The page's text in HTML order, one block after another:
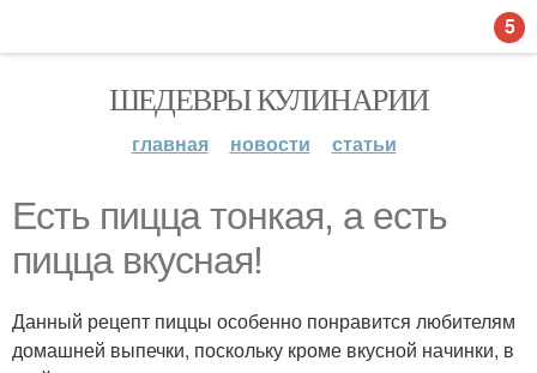
ШЕДЕВРЫ КУЛИНАРИИ
главная новости статьи
Есть пицца тонкая, а есть
пицца вкусная!
Данный рецепт пиццы особенно понравится любителям
домашней выпечки, поскольку кроме вкусной начинки, в
5